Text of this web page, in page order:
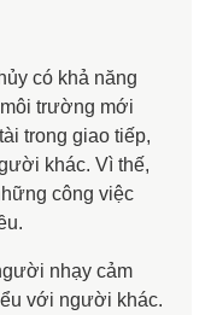
có khả năng
trường mới
trong giao tiếp,
khác. Vì thế,
công việc
nhạy cảm
với người khác.